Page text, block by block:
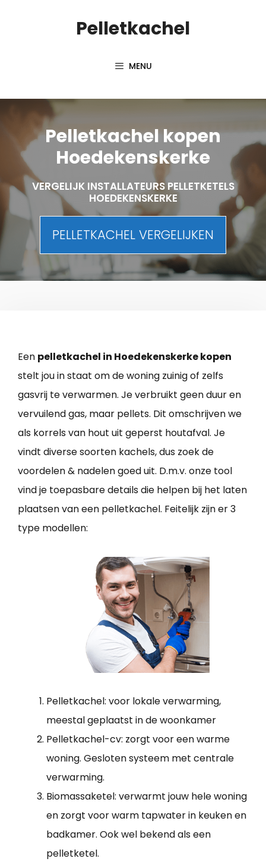
Pelletkachel
MENU
Pelletkachel kopen
Hoedekenskerke
VERGELIJK INSTALLATEURS PELLETKETELS
HOEDEKENSKERKE
PELLETKACHEL VERGELIJKEN
Een pelletkachel in Hoedekenskerke kopen
stelt jou in staat om de woning zuinig of zelfs
gasvrij te verwarmen. Je verbruikt geen duur en
vervuilend gas, maar pellets. Dit omschrijven we
als korrels van hout uit geperst houtafval. Je
vindt diverse soorten kachels, dus zoek de
voordelen & nadelen goed uit. D.m.v. onze tool
vind je toepasbare details die helpen bij het laten
plaatsen van een pelletkachel. Feitelijk zijn er 3
type modellen:
Pelletkachel: voor lokale verwarming,
meestal geplaatst in de woonkamer
Pelletkachel-cv: zorgt voor een warme
woning. Gesloten systeem met centrale
verwarming.
Biomassaketel: verwarmt jouw hele woning
en zorgt voor warm tapwater in keuken en
badkamer. Ook wel bekend als een
pelletketel.